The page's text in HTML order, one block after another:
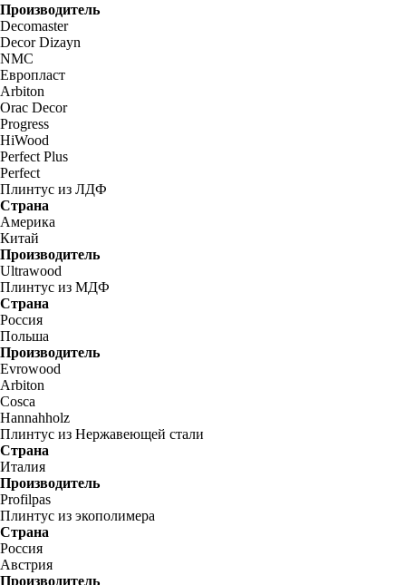
Производитель
Decomaster
Decor Dizayn
NMC
Европласт
Arbiton
Orac Decor
Progress
HiWood
Perfect Plus
Perfect
Плинтус из ЛДФ
Страна
Америка
Китай
Производитель
Ultrawood
Плинтус из МДФ
Страна
Россия
Польша
Производитель
Evrowood
Arbiton
Cosca
Hannahholz
Плинтус из Нержавеющей стали
Страна
Италия
Производитель
Profilpas
Плинтус из экополимера
Страна
Россия
Австрия
Производитель